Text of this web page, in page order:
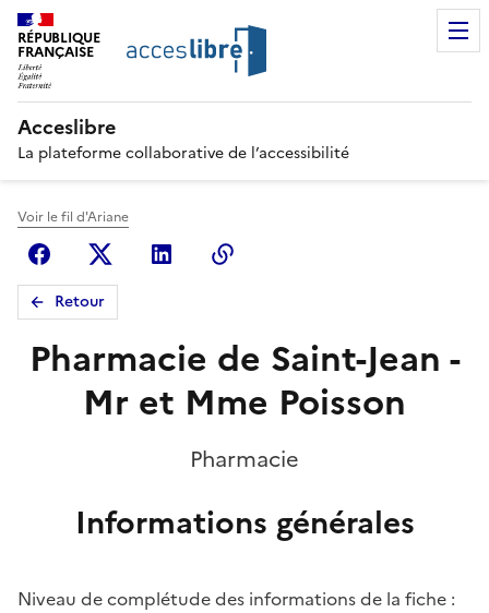
RÉPUBLIQUE
FRANÇAISE
Acceslibre
La plateforme collaborative de l’accessibilité
Voir le fil d'Ariane
FacebookX (anciennement Twitter)
Linkedin
Retour
Pharmacie de Saint-Jean -
Mr et Mme Poisson
Pharmacie
Informations générales
Niveau de complétude des informations de la fiche :